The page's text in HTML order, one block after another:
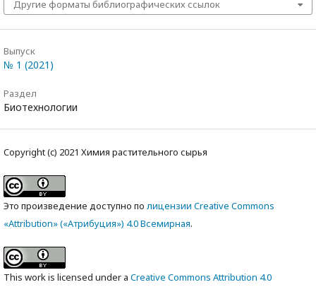
Другие форматы библиографических ссылок
Выпуск
№ 1 (2021)
Раздел
Биотехнологии
Copyright (c) 2021 Химия растительного сырья
Это произведение доступно по лицензии Creative Commons
«Attribution» («Атрибуция») 4.0 Всемирная.
This work is licensed under a Creative Commons Attribution 4.0